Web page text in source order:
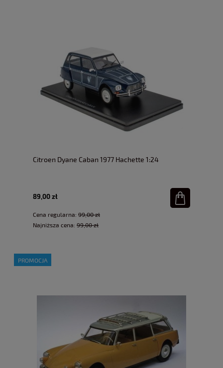
Citroen Dyane Caban 1977 Hachette 1:24
89,00 zł
Cena regularna: 99,00 zł
Najniższa cena: 99,00 zł
PROMOCJA